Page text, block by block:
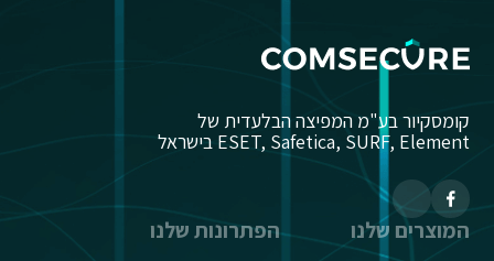
קומסקיור בע"מ המפיצה הבלעדית של
ESET, Safetica, SURF, Element בישראל
המוצרים שלנו הפתרונות שלנו